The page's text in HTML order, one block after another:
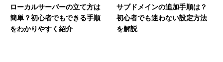
ローカルサーバーの立て方は
簡単？初心者でもできる手順
をわかりやすく紹介
サブドメインの追加手順は？
初心者でも迷わない設定方法
を解説